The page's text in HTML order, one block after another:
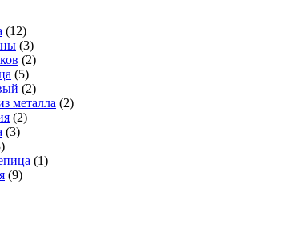
(12)
(3)
(2)
(5)
(2)
металла (2)
(2)
(3)
(1)
(9)